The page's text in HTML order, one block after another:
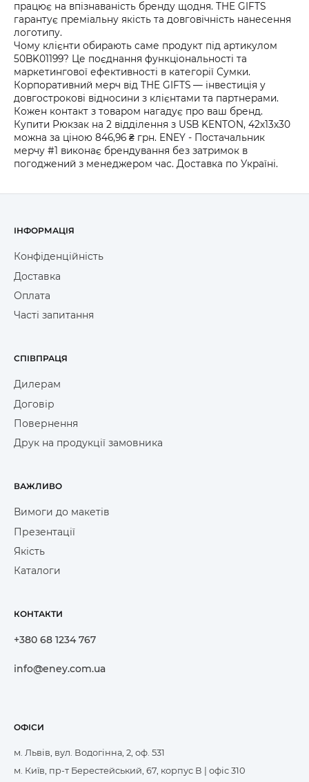
працює на впізнаваність бренду щодня. THE GIFTS
гарантує преміальну якість та довговічність нанесення
логотипу.
Чому клієнти обирають саме продукт під артикулом
50BK01199? Це поєднання функціональності та
маркетингової ефективності в категорії Сумки.
Корпоративний мерч від THE GIFTS — інвестиція у
довгострокові відносини з клієнтами та партнерами.
Кожен контакт з товаром нагадує про ваш бренд.
Купити Рюкзак на 2 відділення з USB KENTON, 42х13х30
можна за ціною 846,96 ₴ грн. ENEY - Постачальник
мерчу #1 виконає брендування без затримок в
погоджений з менеджером час. Доставка по Україні.
ІНФОРМАЦІЯ
Конфіденційність
Доставка
Оплата
Часті запитання
СПІВПРАЦЯ
Дилерам
Договір
Повернення
Друк на продукції замовника
ВАЖЛИВО
Вимоги до макетів
Презентації
Якість
Каталоги
КОНТАКТИ
+380 68 1234 767
info@eney.com.ua
ОФІСИ
м. Львів, вул. Водогінна, 2, оф. 531
м. Київ, пр-т Берестейський, 67, корпус В | офіс 310